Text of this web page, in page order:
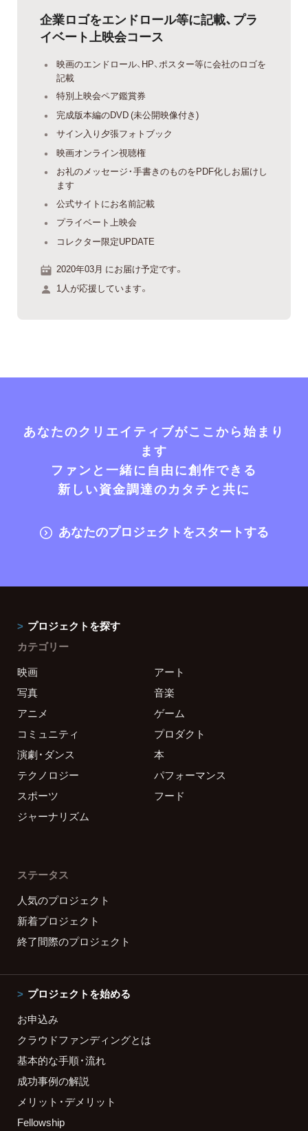
企業ロゴをエンドロール等に記載、プラ
イベート上映会コース
映画のエンドロール、HP、ポスター等に会社のロゴを
記載
特別上映会ペア鑑賞券
完成版本編のDVD (未公開映像付き)
サイン入り夕張フォトブック
映画オンライン視聴権
お礼のメッセージ・手書きのものをPDF化しお届けし
ます
公式サイトにお名前記載
プライベート上映会
コレクター限定UPDATE
2020年03月 にお届け予定です。
1人が応援しています。
あなたのクリエイティブがここから始まり
ます
ファンと一緒に自由に創作できる
新しい資金調達のカタチと共に
あなたのプロジェクトをスタートする
プロジェクトを探す
カテゴリー
映画
アート
写真
音楽
アニメ
ゲーム
コミュニティ
プロダクト
演劇・ダンス
本
テクノロジー
パフォーマンス
スポーツ
フード
ジャーナリズム
ステータス
人気のプロジェクト
新着プロジェクト
終了間際のプロジェクト
プロジェクトを始める
お申込み
クラウドファンディングとは
基本的な手順・流れ
成功事例の解説
メリット・デメリット
Fellowship